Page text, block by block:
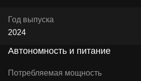
Год выпуска
2024
Автономность и питание
Потребляемая мощность